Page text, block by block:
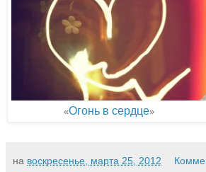
«Огонь в сердце»
на воскресенье, марта 25, 2012